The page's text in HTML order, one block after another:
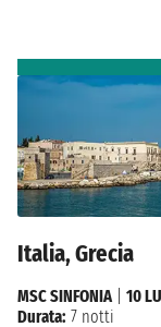
Italia, Grecia
MSC SINFONIA
10
Durata: 7 notti